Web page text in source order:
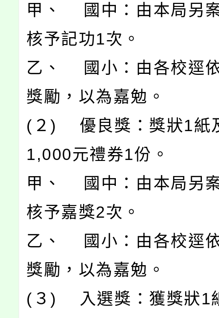
甲、 國中：由本局另
核予記功1次。
乙、 國小：由各校逕
獎勵，以為嘉勉。
(２) 優良獎：獎狀1紙
1,000元禮券1份。
甲、 國中：由本局另
核予嘉獎2次。
乙、 國小：由各校逕
獎勵，以為嘉勉。
(３) 入選獎：獲獎狀1